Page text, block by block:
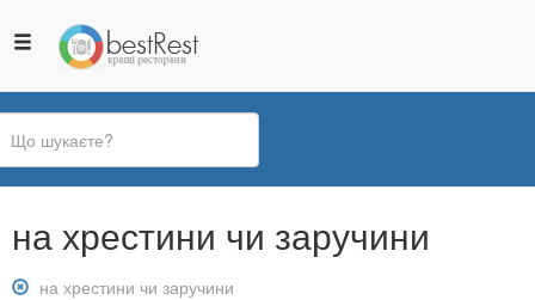
Ви
єна хрестини чи заручини
Зняти
на хрестини чи заручини